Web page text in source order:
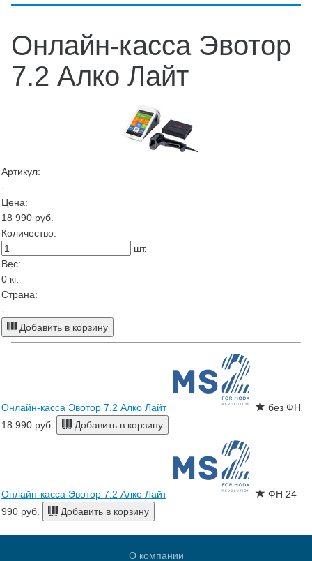
Онлайн-касса Эвотор
7.2 Алко Лайт
Артикул:
-
Цена:
18 990 руб.
Количество:
шт.
Вес:
0 кг.
Страна:
-
Добавить в корзину
Онлайн-касса Эвотор 7.2 Алко Лайт
без ФН
18 990 руб.
Добавить в корзину
Онлайн-касса Эвотор 7.2 Алко Лайт ФН 24
990 руб.
Добавить в корзину
О компании